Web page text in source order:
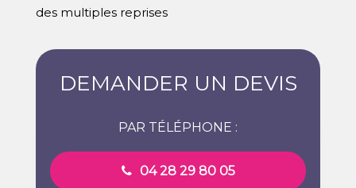
des multiples reprises
DEMANDER UN DEVIS
PAR TÉLÉPHONE :
04 28 29 80 05